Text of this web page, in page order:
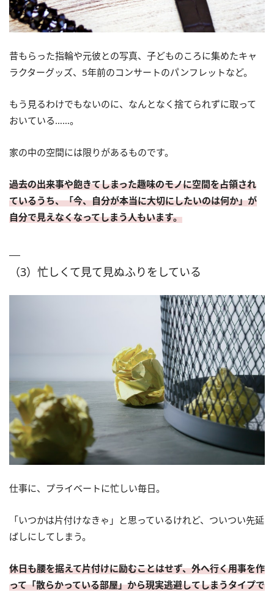
昔もらった指輪や元彼との写真、子どものころに集めたキャ
ラクターグッズ、5年前のコンサートのパンフレットなど。
もう見るわけでもないのに、なんとなく捨てられずに取って
おいている……。
家の中の空間には限りがあるものです。
過去の出来事や飽きてしまった趣味のモノに空間を占領され
ているうち、「今、自分が本当に大切にしたいのは何か」が
自分で見えなくなってしまう人もいます。
（3）忙しくて見て見ぬふりをしている
仕事に、プライベートに忙しい毎日。
「いつかは片付けなきゃ」と思っているけれど、ついつい先延
ばしにしてしまう。
休日も腰を据えて片付けに励むことはせず、外へ行く用事を作
って「散らかっている部屋」から現実逃避してしまうタイプで